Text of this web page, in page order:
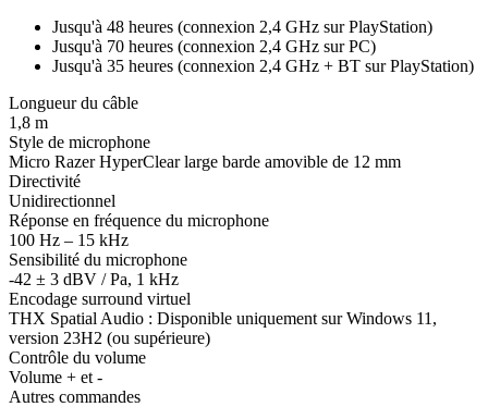
Jusqu'à 48 heures (connexion 2,4 GHz sur PlayStation)
Jusqu'à 70 heures (connexion 2,4 GHz sur PC)
Jusqu'à 35 heures (connexion 2,4 GHz + BT sur PlayStation)
Longueur du câble
1,8 m
Style de microphone
Micro Razer HyperClear large barde amovible de 12 mm
Directivité
Unidirectionnel
Réponse en fréquence du microphone
100 Hz – 15 kHz
Sensibilité du microphone
-42 ± 3 dBV / Pa, 1 kHz
Encodage surround virtuel
THX Spatial Audio : Disponible uniquement sur Windows 11,
version 23H2 (ou supérieure)
Contrôle du volume
Volume + et -
Autres commandes